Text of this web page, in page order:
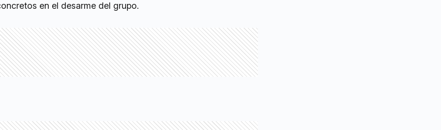
en el desarme del grupo.